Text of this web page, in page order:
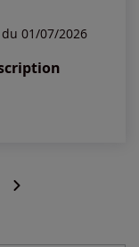
01/07/2026